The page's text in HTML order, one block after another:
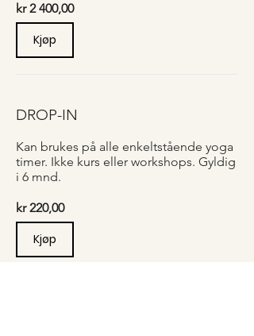
kr 2 400,00
Kjøp
DROP-IN
Kan brukes på alle enkeltstående yoga
timer. Ikke kurs eller workshops. Gyldig
i 6 mnd.
kr 220,00
Kjøp